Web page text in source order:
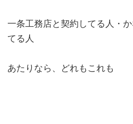
一条工務店と契約してる人・
てる人
あたりなら、どれもこれも